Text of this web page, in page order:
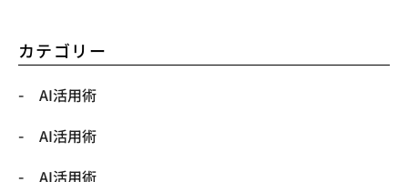
カテゴリー
AI活用術
AI活用術
AI活用術